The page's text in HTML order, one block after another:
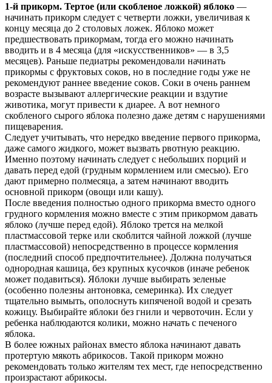
1-й прикорм. Тертое (или скобленое ложкой) яблоко —
начинать прикорм следует с четверти ложки, увеличивая к
концу месяца до 2 столовых ложек. Яблоко может
предшествовать прикормам, тогда его можно начинать
вводить и в 4 месяца (для «искусственников» — в 3,5
месяцев). Раньше педиатры рекомендовали начинать
прикормы с фруктовых соков, но в последние годы уже не
рекомендуют раннее введение соков. Соки в очень раннем
возрасте вызывают аллергические реакции и вздутие
животика, могут привести к диарее. А вот немного
скобленого сырого яблока полезно даже детям с нарушениями
пищеварения.
Следует учитывать, что нередко введение первого прикорма,
даже самого жидкого, может вызвать рвотную реакцию.
Именно поэтому начинать следует с небольших порций и
давать перед едой (грудным кормлением или смесью). Его
дают примерно полмесяца, а затем начинают вводить
основной прикорм (овощи или кашу).
После введения полностью одного прикорма вместо одного
грудного кормления можно вместе с этим прикормом давать
яблоко (лучше перед едой). Яблоко трется на мелкой
пластмассовой терке или скоблится чайной ложкой (лучше
пластмассовой) непосредственно в процессе кормления
(последний способ предпочтительнее). Должна получаться
однородная кашица, без крупных кусочков (иначе ребенок
может подавиться). Яблоки лучше выбирать зеленые
(особенно полезны антоновка, семеринка). Их следует
тщательно вымыть, ополоснуть кипяченой водой и срезать
кожицу. Выбирайте яблоки без гнили и червоточин. Если у
ребенка наблюдаются колики, можно начать с печеного
яблока.
В более южных районах вместо яблока начинают давать
протертую мякоть абрикосов. Такой прикорм можно
рекомендовать только жителям тех мест, где непосредственно
произрастают абрикосы.